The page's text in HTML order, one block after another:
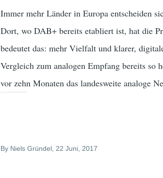
Immer mehr Länder in Europa entscheiden
Dort, wo DAB+ bereits etabliert ist, hat die
bedeutet das: mehr Vielfalt und klarer,
Vergleich zum analogen Empfang bereits so
vor zehn Monaten das landesweite analoge
By Niels Gründel , 22 Juni, 2017